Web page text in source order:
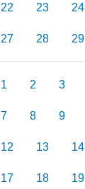
22 23 24
27 28 29
1 2 3
7 8 9
12 13 14
17 18 19